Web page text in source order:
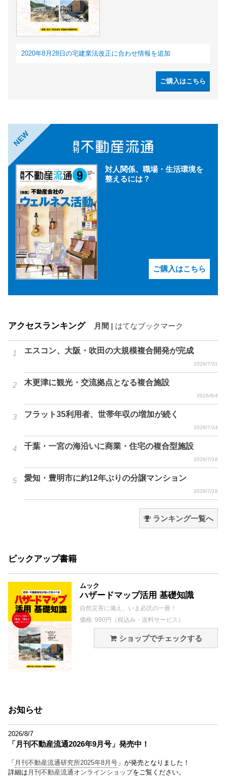
2020年8月28日の宅建業法改正に合わせ情報を追加
ご購入はこちら
NEW
対人関係、職場・生活環境を
整えるには？
ご購入はこちら
アクセスランキング 月間 はてなブックマーク
エスコン、大阪・吹田の大規模複合開発が完成
2026/7/31
木更津に観光・交流拠点となる複合施設
2026/8/4
フラット35利用者、世帯年収の増加が続く
2026/7/24
千葉・一宮の海沿いに商業・住宅の複合型施設
2026/7/16
愛知・豊明市に約12年ぶりの分譲マンション
2026/7/16
ランキング一覧へ
ピックアップ書籍
ムック
ハザードマップ活用 基礎知識
自然災害に備え、いま必読の一冊！
価格: 990円（税込み・送料サービス）
ショップでチェックする
お知らせ
2026/8/7
「月刊不動産流通2026年9月号」発売中！
「 月刊不動産流通研究所2025年8月号 」が発売となりました！
詳細は 月刊不動産流通オンラインショップをご覧ください。